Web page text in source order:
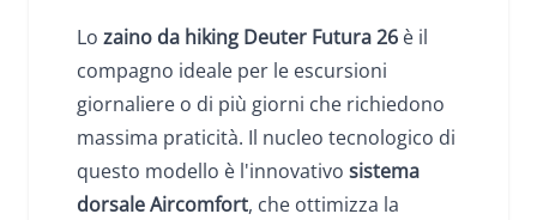
Lo zaino da hiking Deuter Futura 26 è il
compagno ideale per le escursioni
giornaliere o di più giorni che richiedono
massima praticità. Il nucleo tecnologico di
questo modello è l'innovativo sistema
dorsale Aircomfort, che ottimizza la